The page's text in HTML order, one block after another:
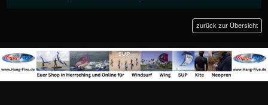
zurück zur Übersicht